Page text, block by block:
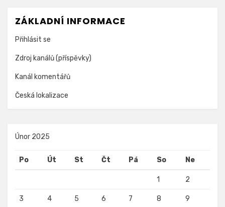
ZÁKLADNÍ INFORMACE
Přihlásit se
Zdroj kanálů (příspěvky)
Kanál komentářů
Česká lokalizace
Únor 2025
Po Út St Čt Pá So Ne
1 2
3 4 5 6 7 8 9